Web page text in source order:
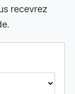
recevrez